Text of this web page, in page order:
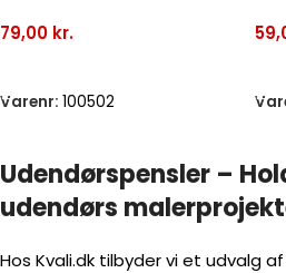
79,00 kr.
Varenr: 100502
Udendørspensler –
udendørs
Hos Kvali.dk tilbyder vi et udvalg